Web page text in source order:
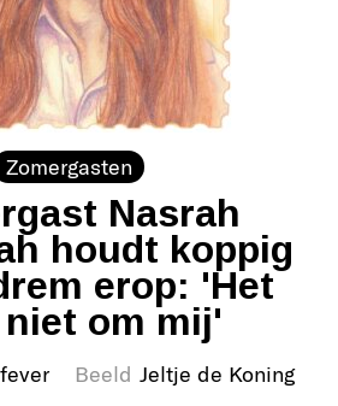
Zomergasten
Nasrah
houdt koppig
erop: 'Het
om mij'
Beeld Jeltje de Koning